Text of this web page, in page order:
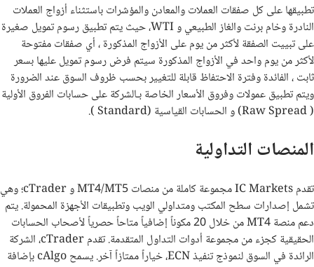
تطبيقها على كل صفقات العملات والمعادن والمؤشرات باستثناء أزواج العملات
النادرة وخام برنت والغاز الطبيعي وWTI، حيث يتم تطبيق رسوم تمويل صغيرة
على تبييت الصفقة لأكثر من يوم على الأزواج المذكورة ، أي صفقات مفتوحة
لأكثر من يوم واحد في الأزواج المذكورة سيتم فرض رسوم تمويل عليها بسعر
ثابت ، الفائدة وفترة الاحتفاظ قابلة للتغيير بحسب ظروف السوق عند الضرورة
ويتم تطبيق عمولات وفروق الأسعار الخاصة بـالشركة على حسابات الفروق الأولية
(
Raw Spread) و الحسابات القياسية (Standard
).
المنصات التداولية
تقدمIC Marketsمجموعة كاملة من منصاتMT4/MT5وcTrader؛ وهي
تشمل إصدارات سطح المكتب ومتداولي الويب وتطبيقات الأجهزة المحمولة. يتم
دعم منصةMT4
من خلال 20 مكوناً إضافياً متاحاً حصرياً لأصحاب الحسابات
الحقيقية كجزء من مجموعة أدوات التداول المتقدمة. تقدمcTrader، الشركة
الرائدة في السوق لنموذج تنفيذECN، خياراً ممتازاً آخر. يسمحcAlgoبإضافة